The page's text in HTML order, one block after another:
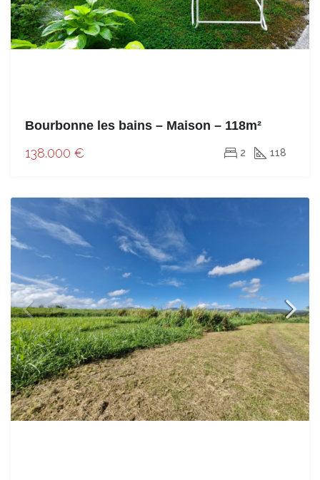
Bourbonne les bains – Maison – 118m²
138.000 € 2 118